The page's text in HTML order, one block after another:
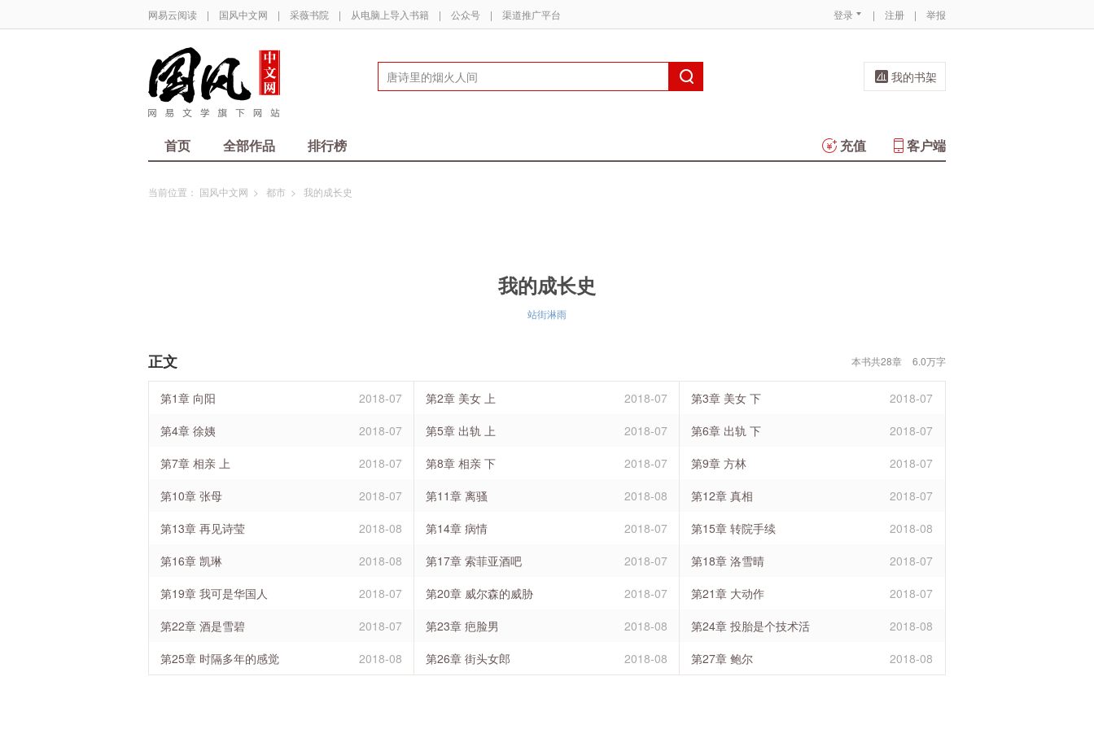
网易云阅读 | 国风中文网 | 采薇书院 | 从电脑上导入书籍 | 公众号 | 渠道推广平台 登录 | 注册 | 举报
我的书架
首页 全部作品 排行榜 客户端
充值
当前位置： 国风中文网 > 都市 > 我的成长史
我的成长史
站街淋雨
本书共28章 6.0万字
正文
第1章 向阳 2018-07 第2章 美女 上 2018-07 第3章 美女 下
2018-07
第4章 徐姨
2018-07 第5章 出轨 上 2018-07 第6章 出轨 下
2018-07
第7章 相亲 上
2018-07 第8章 相亲 下 2018-07 第9章 方林
2018-07
第10章 张母
2018-07 第11章 离骚 2018-08 第12章 真相
2018-07
第13章 再见诗莹
2018-08 第14章 病情 2018-07 第15章 转院手续
2018-08
第16章 凯琳
2018-08 第17章 索菲亚酒吧 2018-07 第18章 洛雪晴
2018-07
第19章 我可是华国人
2018-07 第20章 威尔森的威胁 2018-07 第21章 大动作
2018-07
第22章 酒是雪碧
2018-07 第23章 疤脸男 2018-08 第24章 投胎是个技术活
2018-08
第25章 时隔多年的感觉
2018-08 第26章 街头女郎 2018-08 第27章 鲍尔 2018-08